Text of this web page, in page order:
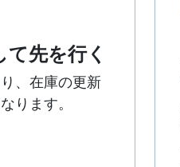
先を行く
、在庫の更新
ります。